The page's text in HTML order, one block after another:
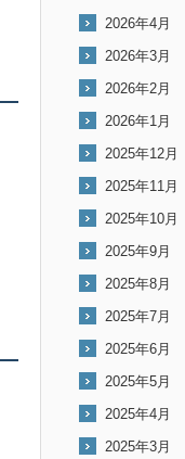
2026年4月
2026年3月
2026年2月
2026年1月
2025年12月
2025年11月
2025年10月
2025年9月
2025年8月
2025年7月
2025年6月
2025年5月
2025年4月
2025年3月